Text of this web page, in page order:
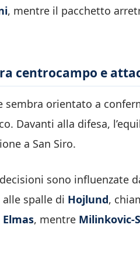
, mentre il pacchetto
centrocampo e
sembra orientato a
Davanti alla difesa,
a San Siro.
sono influenzate
alle spalle di Hojlund,
Elmas, mentre Milinkovic-